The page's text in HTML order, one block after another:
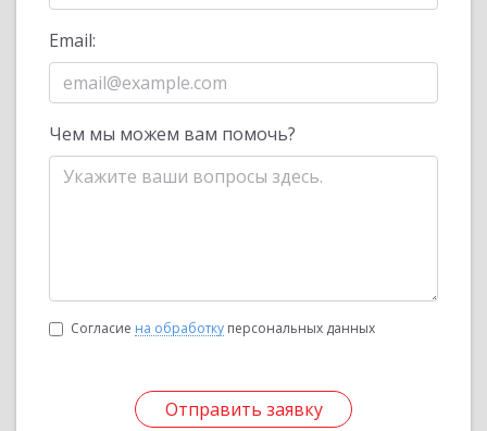
Email:
Чем мы можем вам помочь?
Согласие на обработку персональных данных
Отправить заявку